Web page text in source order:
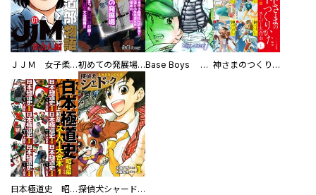
ＪＪＭ 女子柔道部物語 社会人編 初めての発展場 【白抜き修正版】 Base Boys 新装版 神さまのつくりかた。スーパー大合本
日本極道史 昭和編 スーパー大合本 探偵犬シャードック（新装版）